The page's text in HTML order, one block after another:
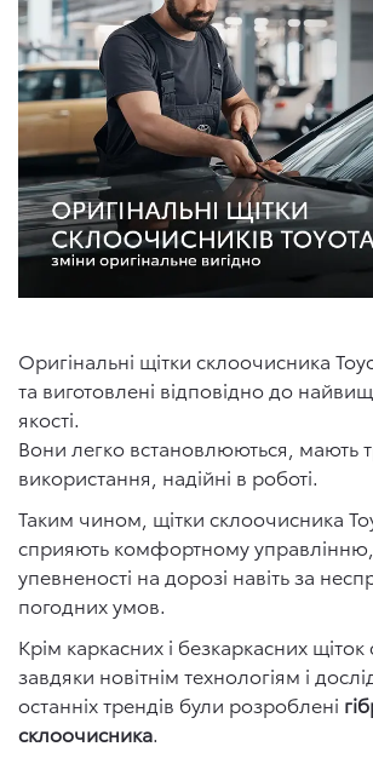
Оригінальні щітки склоочисника
та виготовлені відповідно до
якості.
Вони легко встановлюються, мають
використання, надійні в роботі.
Таким чином, щітки склоочисника
сприяють комфортному
упевненості на дорозі навіть за
погодних умов.
Крім каркасних і безкаркасних
завдяки новітнім технологіям і
останніх трендів були розроблені
склоочисника.